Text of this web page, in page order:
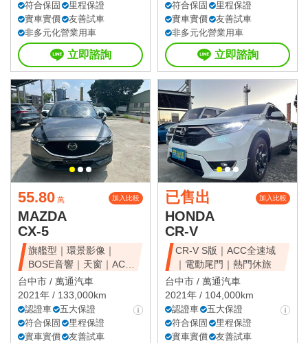
符合保固
里程保證
實車實價
友善試車
非多元化營業用車
立即諮詢
符合保固
里程保證
實車實價
友善試車
非多元化營業用車
立即諮詢
55.80 萬 加入比較
MAZDA
CX-5
旗艦型｜環景影像｜
BOSE音響｜天窗｜ACC
全速域｜質感休旅
台中市 / 萬通汽車
2021年 / 133,000km
認證車
五大保證
符合保固
里程保證
實車實價
友善試車
已售出 加入比較
HONDA
CR-V
CR-V S版｜ACC全速域
｜電動尾門｜熱門休旅
台中市 / 萬通汽車
2021年 / 104,000km
認證車
五大保證
符合保固
里程保證
實車實價
友善試車